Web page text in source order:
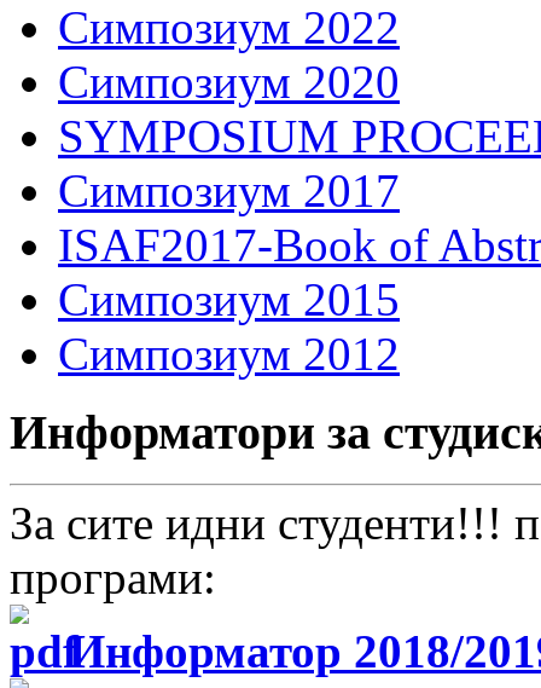
Симпозиум 2022
Симпозиум 2020
SYMPOSIUM
Симпозиум 2017
ISAF2017-Book of
Симпозиум 2015
Симпозиум 2012
Информатори за
За сите идни студенти!!!
програми:
Информатор 2018/